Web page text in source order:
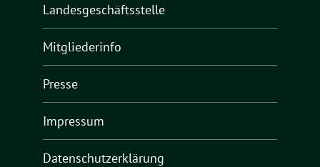
Landesgeschäftsstelle
Mitgliederinfo
Presse
Impressum
Datenschutzerklärung